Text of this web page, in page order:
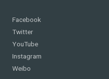
Facebook
Twitter
YouTube
Instagram
Weibo